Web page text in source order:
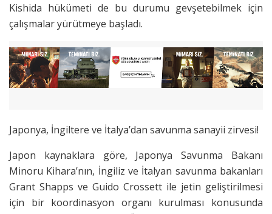
Kishida hükümeti de bu durumu gevşetebilmek için
çalışmalar yürütmeye başladı.
Japonya, İngiltere ve İtalya’dan savunma sanayii zirvesi!
Japon kaynaklara göre, Japonya Savunma Bakanı
Minoru Kihara’nın, İngiliz ve İtalyan savunma bakanları
Grant Shapps ve Guido Crossett ile jetin geliştirilmesi
için bir koordinasyon organı kurulması konusunda